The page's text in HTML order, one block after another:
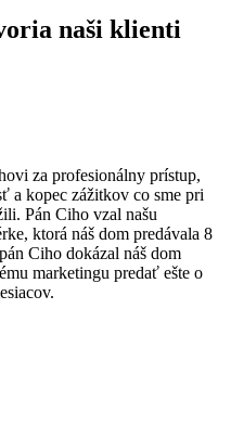
naši klienti
za profesionálny prístup,
a kopec zážitkov co sme pri
Pán Ciho vzal našu
ktorá náš dom predávala 8
Ciho dokázal náš dom
marketingu predať ešte o